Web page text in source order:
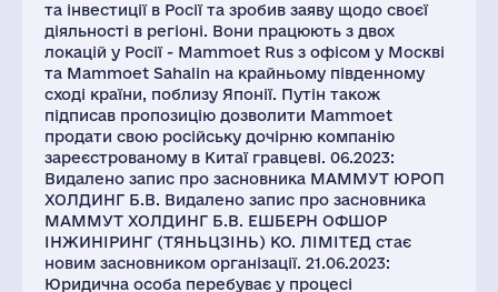
та інвестиції в Росії та зробив заяву щодо своєї
діяльності в регіоні. Вони працюють з двох
локацій у Росії - Mammoet Rus з офісом у Москві
та Mammoet Sahalin на крайньому південному
сході країни, поблизу Японії. Путін також
підписав пропозицію дозволити Mammoet
продати свою російську дочірню компанію
зареєстрованому в Китаї гравцеві. 06.2023:
Видалено запис про засновника МАММУТ ЮРОП
ХОЛДИНГ Б.В. Видалено запис про засновника
МАММУТ ХОЛДИНГ Б.В. ЕШБЕРН ОФШОР
ІНЖИНІРИНГ (ТЯНЬЦЗІНЬ) КО. ЛІМІТЕД стає
новим засновником організації. 21.06.2023:
Юридична особа перебуває у процесі